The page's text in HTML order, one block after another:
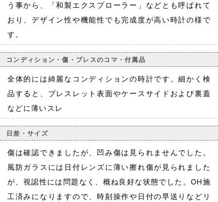
う事から、「和製エクスプローラー」などとも呼ばれて
おり、デザイン性や機能性でも完成度が高い時計の様で
す。
コンディション・傷・ブレスのコマ・付属品
全体的には綺麗なコンディションの時計です。細かく検
品すると、ブレスレット表面やケースサイドおよび裏蓋
などに薄いスレ
日差・サイズ
傷は確認できましたが、凹み傷は見られませんでした。
風防ガラスには日付レンズに薄い擦れ傷が見られました
が、視認性には問題なく、概ね良好な状態でした。OH施
工済みになりますので、時刻操作や日付の早送りなどリ